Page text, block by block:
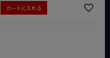
カートに入れる